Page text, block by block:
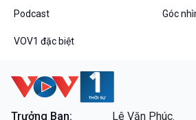
Podcast Góc
VOV1 đặc biệt
Trưởng Ban: Lê Văn Phúc.